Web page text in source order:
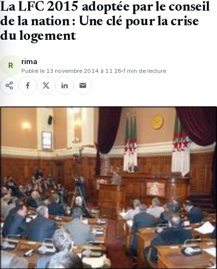
La LFC 2015 adoptée par le conseil
de la nation : Une clé pour la crise
du logement
R rima
Publié le 13 novembre 2014 à 11:28 1 min de lecture